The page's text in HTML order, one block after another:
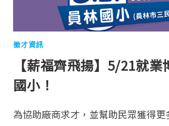
徵才資訊
【薪福齊飛揚】5/21就
國小！
為協助廠商求才，並幫助民眾獲得